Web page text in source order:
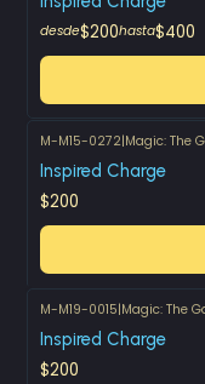
desde$200hasta$400
M-M15-0272|Magic: The
Inspired Charge
$200
M-M19-0015|Magic: The
Inspired Charge
$200